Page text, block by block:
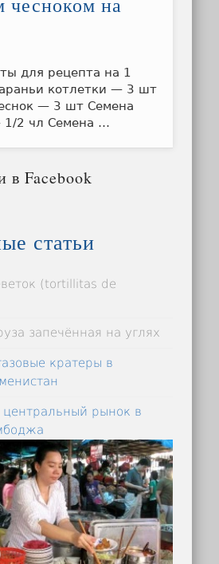
чесноком на
для рецепта на 1
котлетки — 3 шт
— 3 шт Семена
1/2 чл Семена …
в Facebook
статьи
(tortillitas de
запечённая на углях
кратеры в
рынок в